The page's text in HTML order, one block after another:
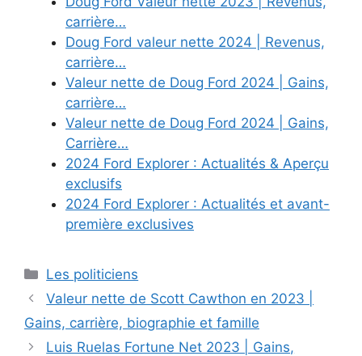
carrière…
Doug Ford valeur nette 2024 | Revenus,
carrière…
Valeur nette de Doug Ford 2024 | Gains,
carrière…
Valeur nette de Doug Ford 2024 | Gains,
Carrière…
2024 Ford Explorer : Actualités & Aperçu
exclusifs
2024 Ford Explorer : Actualités et avant-
première exclusives
Categories
Les politiciens
Valeur nette de Scott Cawthon en 2023 |
Gains, carrière, biographie et famille
Luis Ruelas Fortune Net 2023 | Gains,